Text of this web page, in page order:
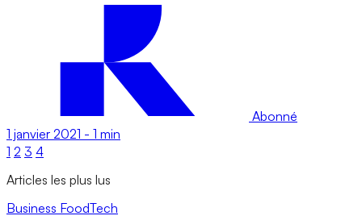
Abonné
1 janvier 2021 - 1 min
1 2 3 4
Articles les plus lus
Business FoodTech